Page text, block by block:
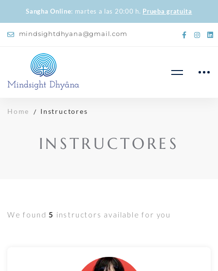
Sangha Online: martes a las 20:00 h. Prueba gratuita
mindsightdhyana@gmail.com
Home Instructores
INSTRUCTORES
We found5 instructors available for you